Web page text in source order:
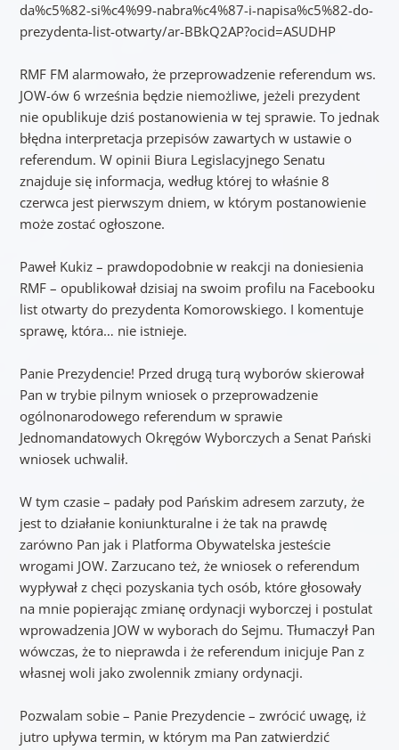
da%c5%82-si%c4%99-nabra%c4%87-i-napisa%c5%82-do-
prezydenta-list-otwarty/ar-BBkQ2AP?ocid=ASUDHP
RMF FM alarmowało, że przeprowadzenie referendum ws.
JOW-ów 6 września będzie niemożliwe, jeżeli prezydent
nie opublikuje dziś postanowienia w tej sprawie. To jednak
błędna interpretacja przepisów zawartych w ustawie o
referendum. W opinii Biura Legislacyjnego Senatu
znajduje się informacja, według której to właśnie 8
czerwca jest pierwszym dniem, w którym postanowienie
może zostać ogłoszone.
Paweł Kukiz – prawdopodobnie w reakcji na doniesienia
RMF – opublikował dzisiaj na swoim profilu na Facebooku
list otwarty do prezydenta Komorowskiego. I komentuje
sprawę, która… nie istnieje.
Panie Prezydencie! Przed drugą turą wyborów skierował
Pan w trybie pilnym wniosek o przeprowadzenie
ogólnonarodowego referendum w sprawie
Jednomandatowych Okręgów Wyborczych a Senat Pański
wniosek uchwalił.
W tym czasie – padały pod Pańskim adresem zarzuty, że
jest to działanie koniunkturalne i że tak na prawdę
zarówno Pan jak i Platforma Obywatelska jesteście
wrogami JOW. Zarzucano też, że wniosek o referendum
wypływał z chęci pozyskania tych osób, które głosowały
na mnie popierając zmianę ordynacji wyborczej i postulat
wprowadzenia JOW w wyborach do Sejmu. Tłumaczył Pan
wówczas, że to nieprawda i że referendum inicjuje Pan z
własnej woli jako zwolennik zmiany ordynacji.
Pozwalam sobie – Panie Prezydencie – zwrócić uwagę, iż
jutro upływa termin, w którym ma Pan zatwierdzić